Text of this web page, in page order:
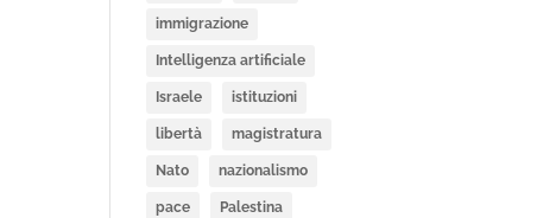
immigrazione
Intelligenza artificiale
Israele istituzioni
libertà magistratura
Nato nazionalismo
pace Palestina